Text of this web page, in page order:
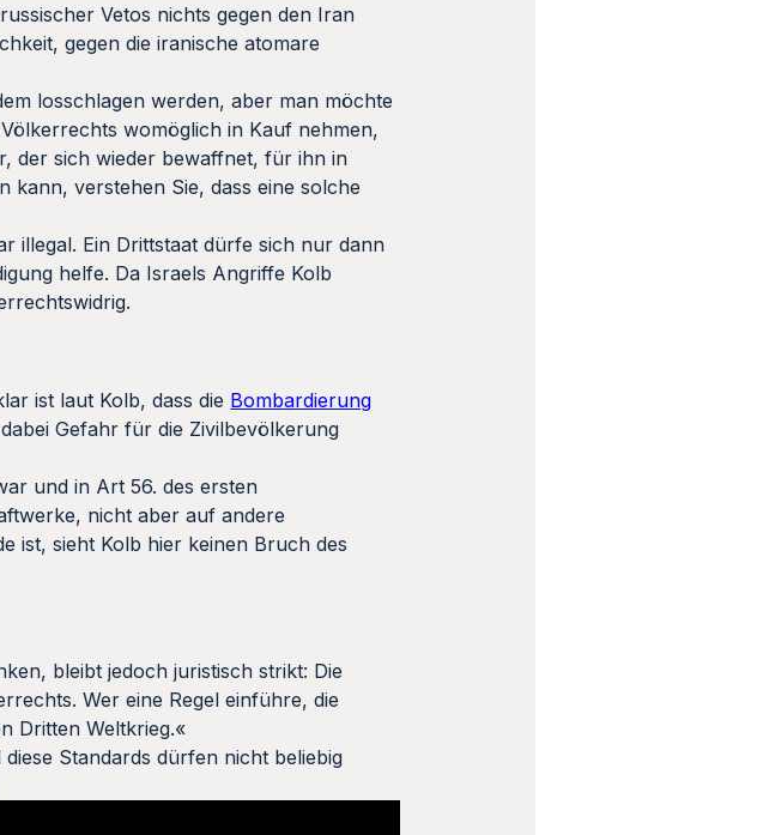
Vetos nichts gegen den Iran
gegen die iranische atomare
losschlagen werden, aber man möchte
womöglich in Kauf nehmen,
der sich wieder bewaffnet, für ihn in
kann, verstehen Sie, dass eine solche
illegal. Ein Drittstaat dürfe sich nur dann
helfe. Da Israels Angriffe Kolb
ist laut Kolb, dass die Bombardierung
Gefahr für die Zivilbevölkerung
und in Art 56. des ersten
nicht aber auf andere
ist, sieht Kolb hier keinen Bruch des
bleibt jedoch juristisch strikt: Die
Wer eine Regel einführe, die
Dritten Weltkrieg.«
Standards dürfen nicht beliebig